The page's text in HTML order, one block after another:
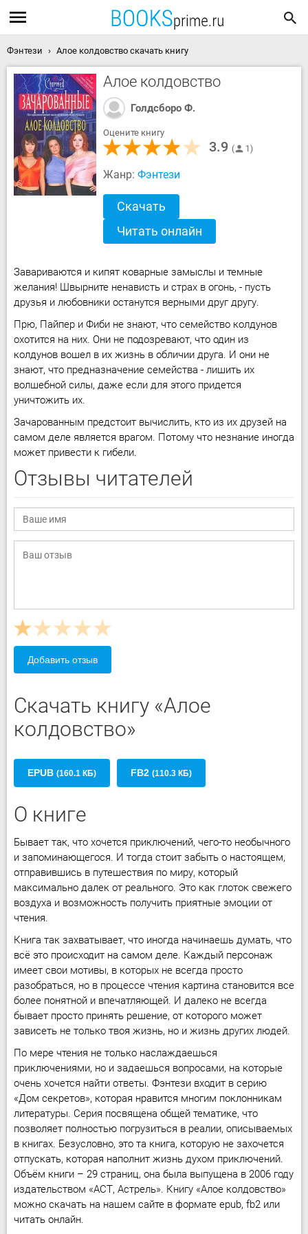
Фэнтези Алое колдовство скачать книгу
Алое колдовство
Голдсборо Ф.
Оцените книгу
3.9 1
Жанр: Фэнтези
Скачать
Читать онлайн
Завариваются и кипят коварные замыслы и темные
желания! Швырните ненависть и страх в огонь, - пусть
друзья и любовники останутся верными друг другу.
Прю, Пайпер и Фиби не знают, что семейство колдунов
охотится на них. Они не подозревают, что один из
колдунов вошел в их жизнь в обличии друга. И они не
знают, что предназначение семейства - лишить их
волшебной силы, даже если для этого придется
уничтожить их.
Зачарованным предстоит вычислить, кто из их друзей на
самом деле является врагом. Потому что незнание иногда
может привести к гибели.
Отзывы читателей
Добавить отзыв
Скачать книгу «Алое
колдовство»
EPUB (160.1 КБ) FB2 (110.3 КБ)
О книге
Бывает так, что хочется приключений, чего-то необычного
и запоминающегося. И тогда стоит забыть о настоящем,
отправившись в путешествия по миру, который
максимально далек от реального. Это как глоток свежего
воздуха и возможность получить приятные эмоции от
чтения.
Книга так захватывает, что иногда начинаешь думать, что
всё это происходит на самом деле. Каждый персонаж
имеет свои мотивы, в которых не всегда просто
разобраться, но в процессе чтения картина становится все
более понятной и впечатляющей. И далеко не всегда
бывает просто принять решение, от которого может
зависеть не только твоя жизнь, но и жизнь других людей.
По мере чтения не только наслаждаешься
приключениями, но и задаешься вопросами, на которые
очень хочется найти ответы. Фэнтези входит в серию
«Дом секретов», которая нравится многим поклонникам
литературы. Серия посвящена общей тематике, что
позволяет полностью погрузиться в реалии, описываемых
в книгах. Безусловно, это та книга, которую не захочется
отпускать, которая наполнит жизнь духом приключений.
Объём книги – 29 страниц, она была выпущена в 2006 году
издательством «АСТ, Астрель». Книгу «Алое колдовство»
можно скачать на нашем сайте в формате epub, fb2 или
читать онлайн.